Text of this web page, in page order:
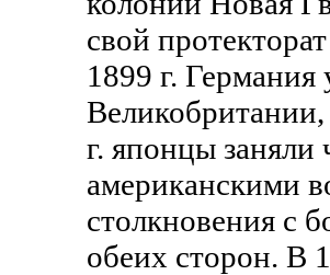
свoй
1899 г. Германия
г. японцы
американскими
столкновения с
обеих сторон. В